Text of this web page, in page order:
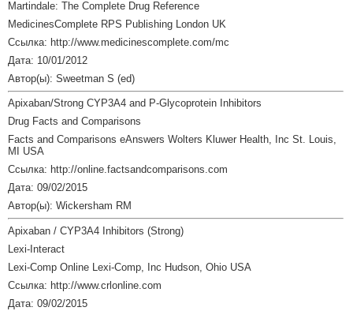
Martindale: The Complete Drug Reference
MedicinesComplete RPS Publishing London UK
Ссылка: http://www.medicinescomplete.com/mc
Дата: 10/01/2012
Автор(ы): Sweetman S (ed)
Apixaban/Strong CYP3A4 and P-Glycoprotein Inhibitors
Drug Facts and Comparisons
Facts and Comparisons eAnswers Wolters Kluwer Health, Inc St. Louis,
MI USA
Ссылка: http://online.factsandcomparisons.com
Дата: 09/02/2015
Автор(ы): Wickersham RM
Apixaban / CYP3A4 Inhibitors (Strong)
Lexi-Interact
Lexi-Comp Online Lexi-Comp, Inc Hudson, Ohio USA
Ссылка: http://www.crlonline.com
Дата: 09/02/2015